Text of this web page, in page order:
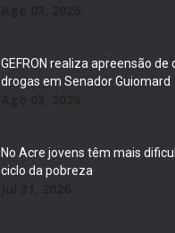
GEFRON realiza apreensão de
drogas em Senador Guiomard
No Acre jovens têm mais
ciclo da pobreza